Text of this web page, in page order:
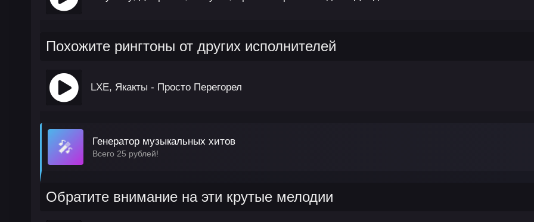
Похожите рингтоны от других исполнителей
LXE, Якакты - Просто Перегорел
🎤 Генератор музыкальных хитов
Всего 25 рублей!
Обратите внимание на эти крутые мелодии